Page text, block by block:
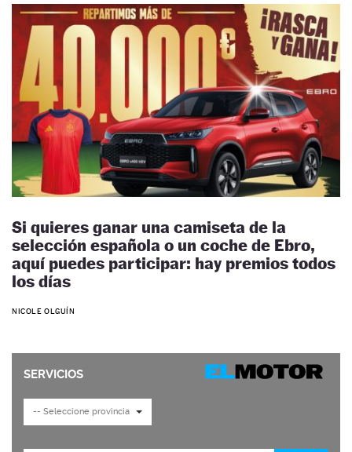
Si quieres ganar una camiseta de la
selección española o un coche de Ebro,
aquí puedes participar: hay premios todos
los días
NICOLE OLGUÍN